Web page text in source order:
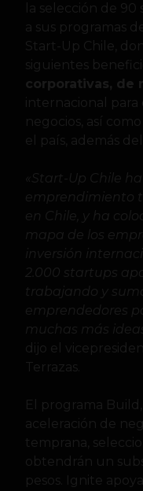
la selección de
a sus programas
Start-Up Chile,
siguientes
corporativas, de
internacional para
negocios, así
el país, además
«Start-Up Chile
emprendimiento
en Chile, y ha
mapa de los
inversión
2.000 startups
trabajando y
emprendedores
muchas más
dijo el
Terrazas.
El programa
aceleración de
temprana,
obtendrán un
pesos. Ignite